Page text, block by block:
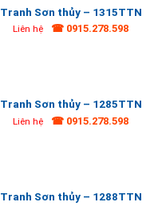
Tranh Sơn thủy – 1315TTN
Liên hệ ☎ 0915.278.598
Tranh Sơn thủy – 1285TTN
Liên hệ ☎ 0915.278.598
Tranh Sơn thủy – 1288TTN